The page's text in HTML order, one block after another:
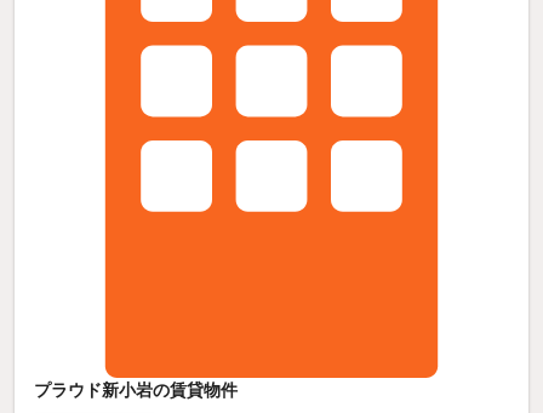
プラウド新小岩の賃貸物件